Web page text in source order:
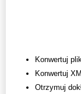
Konwertuj
Konwertuj
Otrzymuj